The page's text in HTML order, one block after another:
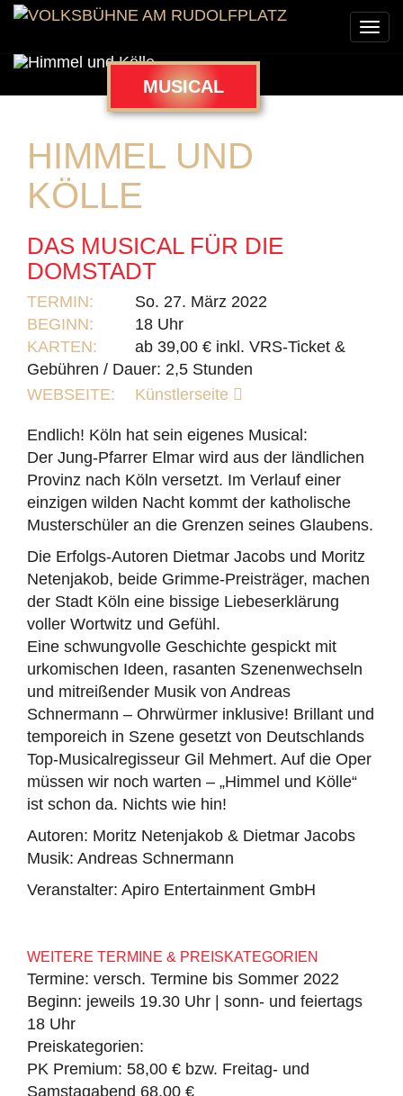
MUSICAL
HIMMEL UND
KÖLLE
DAS MUSICAL FÜR DIE
DOMSTADT
TERMIN:
So. 27. März 2022
BEGINN:
18 Uhr
KARTEN:
ab 39,00 € inkl. VRS-Ticket &
Gebühren / Dauer: 2,5 Stunden
WEBSEITE:
Künstlerseite
Endlich! Köln hat sein eigenes Musical:
Der Jung-Pfarrer Elmar wird aus der ländlichen
Provinz nach Köln versetzt. Im Verlauf einer
einzigen wilden Nacht kommt der katholische
Musterschüler an die Grenzen seines Glaubens.
Die Erfolgs-Autoren Dietmar Jacobs und Moritz
Netenjakob, beide Grimme-Preisträger, machen
der Stadt Köln eine bissige Liebeserklärung
voller Wortwitz und Gefühl.
Eine schwungvolle Geschichte gespickt mit
urkomischen Ideen, rasanten Szenenwechseln
und mitreißender Musik von Andreas
Schnermann – Ohrwürmer inklusive! Brillant und
temporeich in Szene gesetzt von Deutschlands
Top-Musicalregisseur Gil Mehmert. Auf die Oper
müssen wir noch warten – „Himmel und Kölle“
ist schon da. Nichts wie hin!
Autoren: Moritz Netenjakob & Dietmar Jacobs
Musik: Andreas Schnermann
Veranstalter: Apiro Entertainment GmbH
WEITERE TERMINE & PREISKATEGORIEN
Termine: versch. Termine bis Sommer 2022
Beginn: jeweils 19.30 Uhr | sonn- und feiertags
18 Uhr
Preiskategorien:
PK Premium: 58,00 € bzw. Freitag- und
Samstagabend 68,00 €